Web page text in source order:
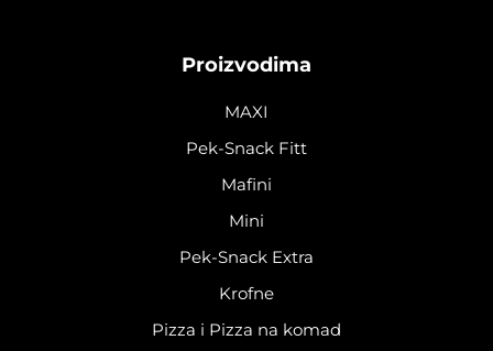
Proizvodima
MAXI
Pek-Snack Fitt
Mafini
Mini
Pek-Snack Extra
Krofne
Pizza i Pizza na komad